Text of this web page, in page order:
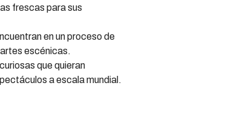
frescas para sus
en un proceso de
escénicas.
que quieran
a escala mundial.